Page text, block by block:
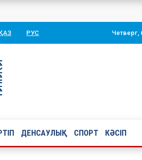
құттықтады
РУС Четверг,
ДЕНСАУЛЫҚ СПОРТ КӘСІП